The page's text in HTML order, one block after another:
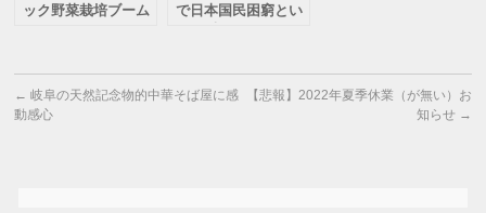
ック野菜栽培ブーム
で日本国民困窮とい
← 岐阜の天然記念物的中華そば屋に感
動感心
【悲報】2022年夏季休業（が無い）お
知らせ →